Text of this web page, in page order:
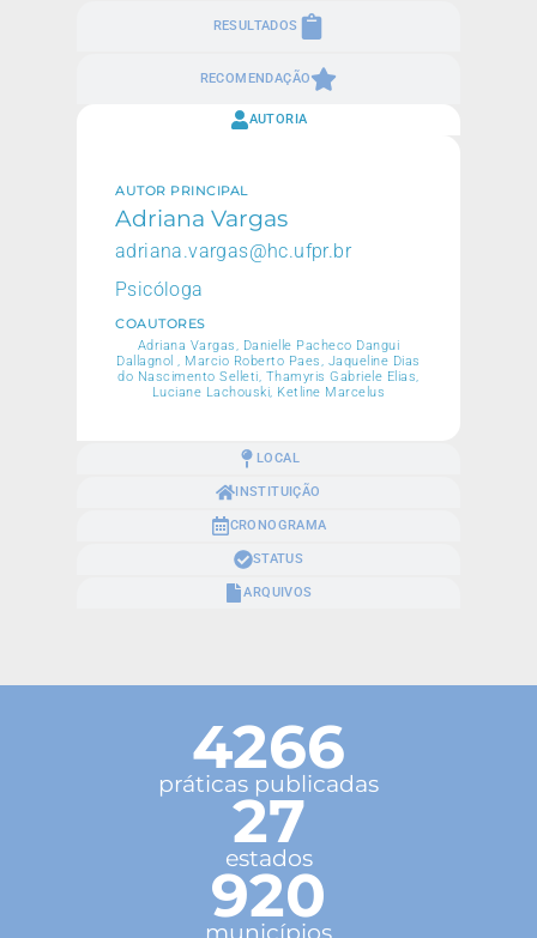
RESULTADOS
RECOMENDAÇÃO
AUTORIA
LOCAL
INSTITUIÇÃO
CRONOGRAMA
STATUS
ARQUIVOS
AUTOR PRINCIPAL
Adriana Vargas
adriana.vargas@hc.ufpr.br
Psicóloga
COAUTORES
Adriana Vargas, Danielle Pacheco Dangui
Dallagnol , Marcio Roberto Paes, Jaqueline Dias
do Nascimento Selleti, Thamyris Gabriele Elias,
Luciane Lachouski, Ketline Marcelus
4266
práticas publicadas
27
estados
920
municípios